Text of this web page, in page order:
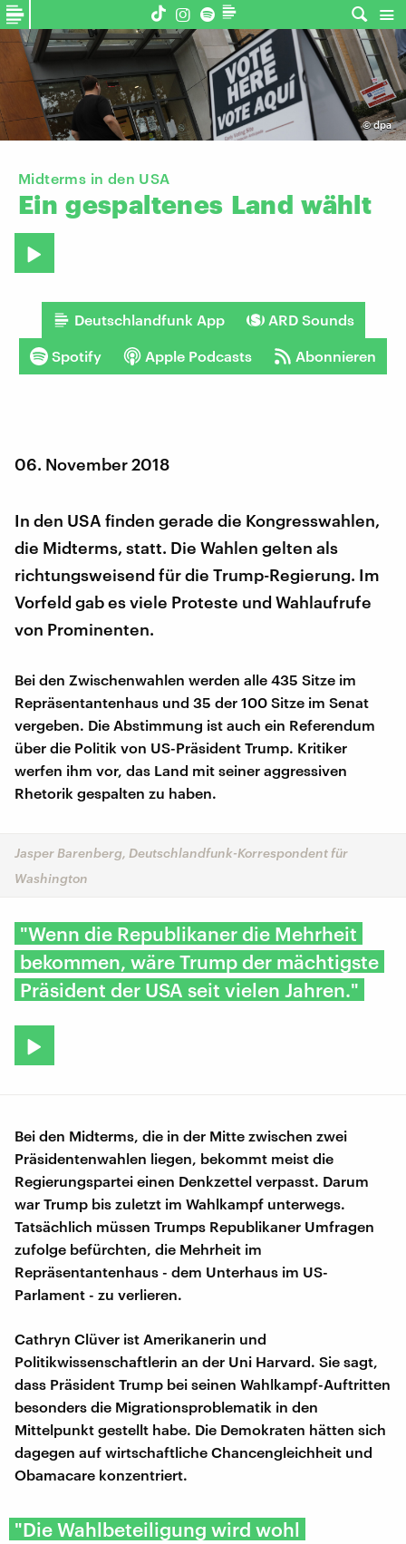
©dpa
Midterms in den USA
Ein gespaltenes Land wählt
Deutschlandfunk App ARD Sounds
Spotify Apple Podcasts Abonnieren
06. November 2018
In den USA finden gerade die Kongresswahlen,
die Midterms, statt. Die Wahlen gelten als
richtungsweisend für die Trump-Regierung. Im
Vorfeld gab es viele Proteste und Wahlaufrufe
von Prominenten.
Bei den Zwischenwahlen werden alle 435 Sitze im
Repräsentantenhaus und 35 der 100 Sitze im Senat
vergeben. Die Abstimmung ist auch ein Referendum
über die Politik von US-Präsident Trump. Kritiker
werfen ihm vor, das Land mit seiner aggressiven
Rhetorik gespalten zu haben.
Jasper Barenberg, Deutschlandfunk-Korrespondent für
Washington
"Wenn die Republikaner die Mehrheit
bekommen, wäre Trump der mächtigste
Präsident der USA seit vielen Jahren."
Bei den Midterms, die in der Mitte zwischen zwei
Präsidentenwahlen liegen, bekommt meist die
Regierungspartei einen Denkzettel verpasst. Darum
war Trump bis zuletzt im Wahlkampf unterwegs.
Tatsächlich müssen Trumps Republikaner Umfragen
zufolge befürchten, die Mehrheit im
Repräsentantenhaus - dem Unterhaus im US-
Parlament - zu verlieren.
Cathryn Clüver ist Amerikanerin und
Politikwissenschaftlerin an der Uni Harvard. Sie sagt,
dass Präsident Trump bei seinen Wahlkampf-Auftritten
besonders die Migrationsproblematik in den
Mittelpunkt gestellt habe. Die Demokraten hätten sich
dagegen auf wirtschaftliche Chancengleichheit und
Obamacare konzentriert.
"Die Wahlbeteiligung wird wohl